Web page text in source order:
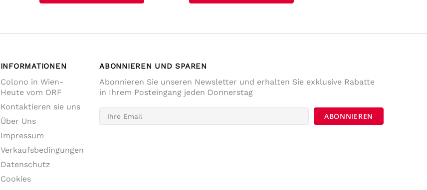
INFORMATIONEN
Colono in Wien-
Heute vom ORF
Kontaktieren sie uns
Über Uns
Impressum
Verkaufsbedingungen
Datenschutz
Cookies
ABONNIEREN UND SPAREN
Abonnieren Sie unseren Newsletter und erhalten Sie exklusive Rabatte
in Ihrem Posteingang jeden Donnerstag
Die Lieferung war prompt und schnell. Der
Twitter
ich bin mit der Qualität der Produkte
überaus zufrieden, würde auch sehr gerne
weiter bei Ihnen bestellen, allerdings nur,